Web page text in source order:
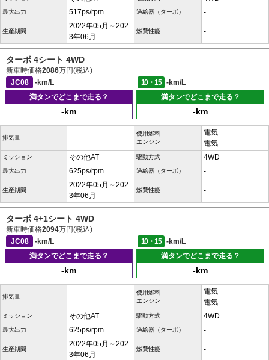
最大出力 517ps/rpm 過給器（ターボ） -
生産期間
2022年05月～202
3年06月
燃費性能 -
ターボ 4シート 4WD
新車時価格2086万円(税込)
JC08
-km/L 10・15
-km/L
満タンでどこまで走る？
-km
満タンでどこまで走る？
-km
排気量 -
使用燃料
エンジン
電気
電気
ミッション その他AT 駆動方式 4WD
最大出力 625ps/rpm 過給器（ターボ） -
生産期間
2022年05月～202
3年06月
燃費性能 -
ターボ 4+1シート 4WD
新車時価格2094万円(税込)
JC08
-km/L 10・15
-km/L
満タンでどこまで走る？
-km
満タンでどこまで走る？
-km
排気量 -
使用燃料
エンジン
電気
電気
ミッション その他AT 駆動方式 4WD
最大出力 625ps/rpm 過給器（ターボ） -
生産期間
2022年05月～202
3年06月
燃費性能 -